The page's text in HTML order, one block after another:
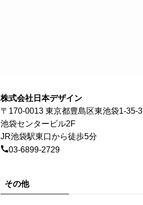
株式会社日本デザイン
〒170-0013 東京都豊島区東池袋1-35-3
池袋センタービル2F
JR池袋駅東口から徒歩5分
03-6899-2729
その他